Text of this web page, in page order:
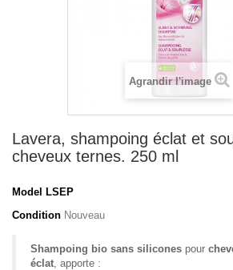
Agrandir l'image
Lavera, shampoing éclat et
cheveux ternes. 250 ml
Model LSEP
Condition Nouveau
Shampoing bio sans silicones pour
éclat , apporte :